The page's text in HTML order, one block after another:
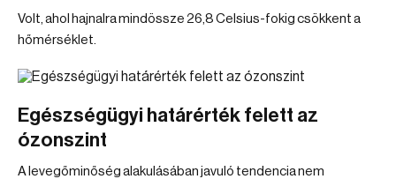
Volt, ahol hajnalra mindössze 26,8 Celsius-fokig csökkent a
hőmérséklet.
Egészségügyi határérték felett az
ózonszint
A levegőminőség alakulásában javuló tendencia nem